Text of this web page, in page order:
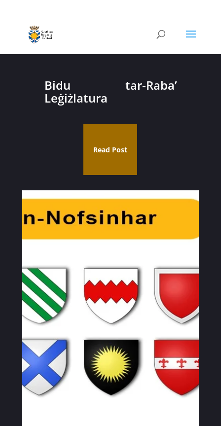
Bidu tar-Raba’
Leġiżlatura
Read Post